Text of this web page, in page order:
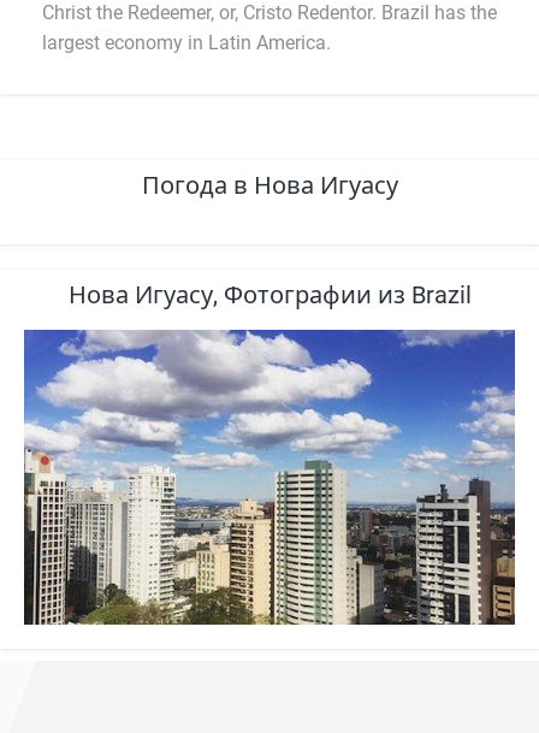
Christ the Redeemer, or, Cristo Redentor. Brazil has the
largest economy in Latin America.
Погода в Нова Игуасу
Нова Игуасу, Фотографии из Brazil